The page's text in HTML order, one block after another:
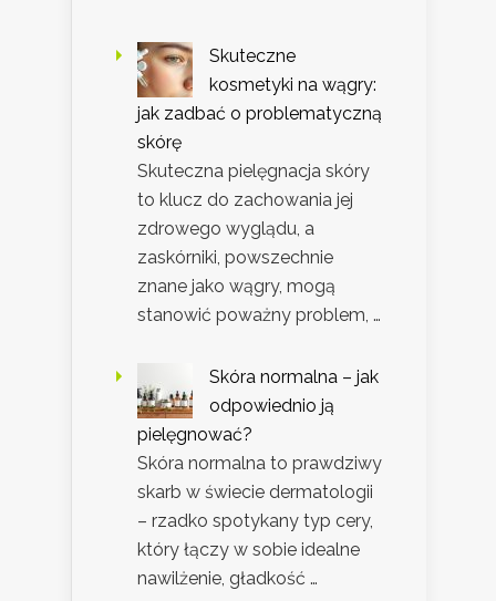
Skuteczne
kosmetyki na wągry:
jak zadbać o problematyczną
skórę
Skuteczna pielęgnacja skóry
to klucz do zachowania jej
zdrowego wyglądu, a
zaskórniki, powszechnie
znane jako wągry, mogą
stanowić poważny problem, …
Skóra normalna – jak
odpowiednio ją
pielęgnować?
Skóra normalna to prawdziwy
skarb w świecie dermatologii
– rzadko spotykany typ cery,
który łączy w sobie idealne
nawilżenie, gładkość …